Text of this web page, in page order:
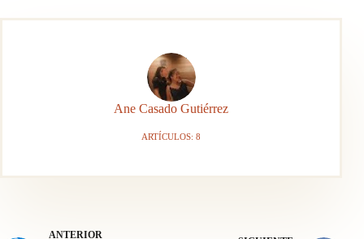
Ane Casado Gutiérrez
ARTÍCULOS: 8
ANTERIOR